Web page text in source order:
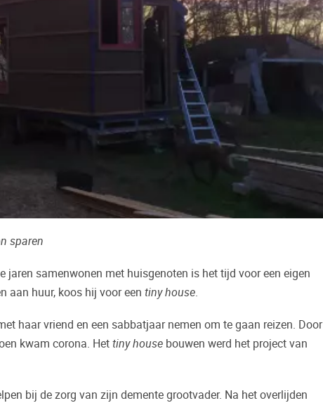
sparen
jaren samenwonen met huisgenoten is het tijd voor een eigen
aan huur, koos hij voor een tiny house.
haar vriend en een sabbatjaar nemen om te gaan reizen. Door
kwam corona. Het tiny house bouwen werd het project van
bij de zorg van zijn demente grootvader. Na het overlijden